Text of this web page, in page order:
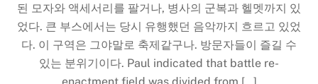
된 모자와 액세서리를 팔거나, 병사의 군복과 헬멧까지 있
었다. 큰 부스에서는 당시 유행했던 음악까지 흐르고 있었
다. 이 구역은 그야말로 축제같구나. 방문자들이 즐길 수
있는 분위기이다. Paul indicated that battle re-